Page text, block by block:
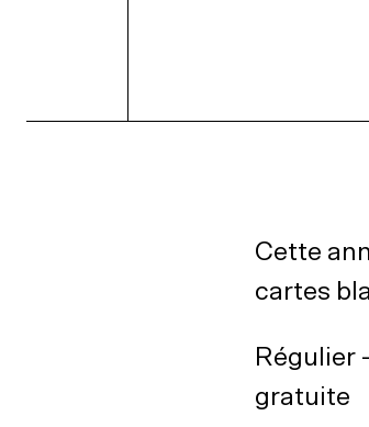
Cette
cartes
Régulier
gratuite